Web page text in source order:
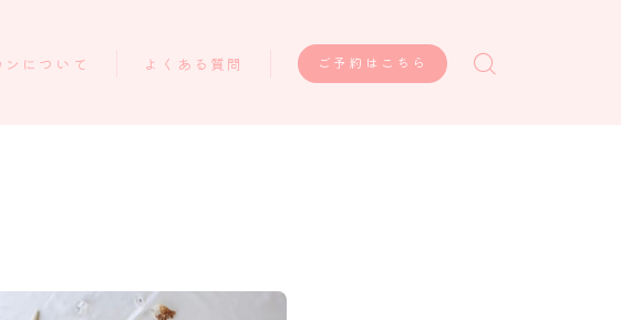
ンについて よくある質問 ご予約はこちら